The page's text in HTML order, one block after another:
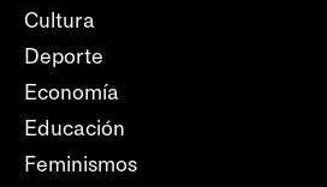
Cultura
Deporte
Economía
Educación
Feminismos